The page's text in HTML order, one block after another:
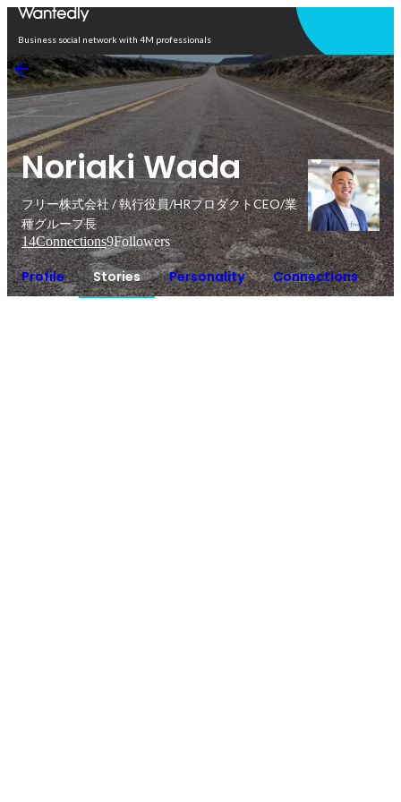
Business social network with 4M professionals
Noriaki Wada
フリー株式会社 / 執行役員/HRプロダクトCEO/業
種グループ長
14Connections9Followers
Profile Stories Personality Connections